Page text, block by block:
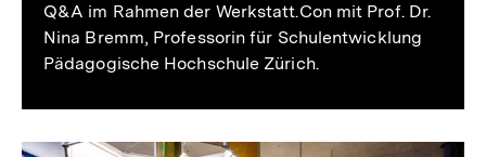
Q&A im Rahmen der Werkstatt.Con mit Prof. Dr.
Nina Bremm, Professorin für Schulentwicklung
Pädagogische Hochschule Zürich.